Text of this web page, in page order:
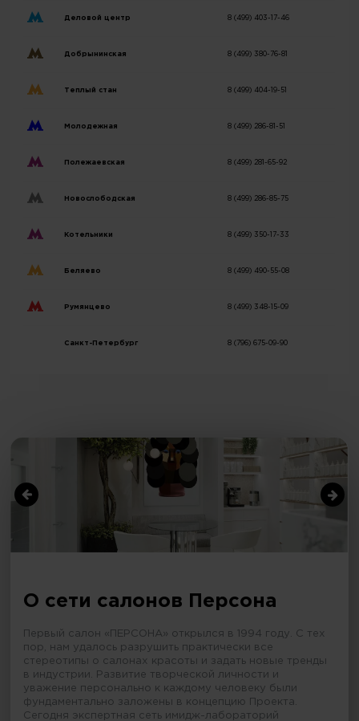
Деловой центр 8 (499) 403-17-46
Добрынинская 8 (499) 380-76-81
Теплый стан 8 (499) 404-19-51
Молодежная 8 (499) 286-81-51
Полежаевская 8 (499) 281-65-92
Новослободская 8 (499) 286-85-75
Котельники 8 (499) 350-17-33
Беляево 8 (499) 490-55-08
Румянцево 8 (499) 348-15-09
Санкт-Петербург 8 (796) 675-09-90
О сети салонов Персона
Первый салон «ПЕРСОНА» открылся в 1994 году. С тех
пор, нам удалось разрушить практически все
стереотипы о салонах красоты и задать новые тренды
в индустрии. Развитие творческой личности и
уважение персонально к каждому человеку были
фундаментально заложены в концепцию Проекта.
Сегодня экспертная сеть имидж-лабораторий